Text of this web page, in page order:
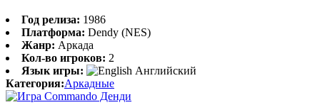
Год релиза: 1986
Платформа: Dendy (NES)
Жанр: Аркада
Кол-во игроков: 2
Язык игры:
Английский
Категория:Аркадные